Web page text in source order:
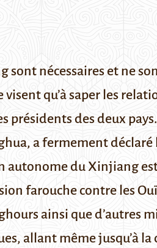
nécessaires et ne
qu’à saper les
présidents des deux pays.
a fermement déclaré
autonome du Xinjiang
farouche contre les
ainsi que d’autres
allant même jusqu’à